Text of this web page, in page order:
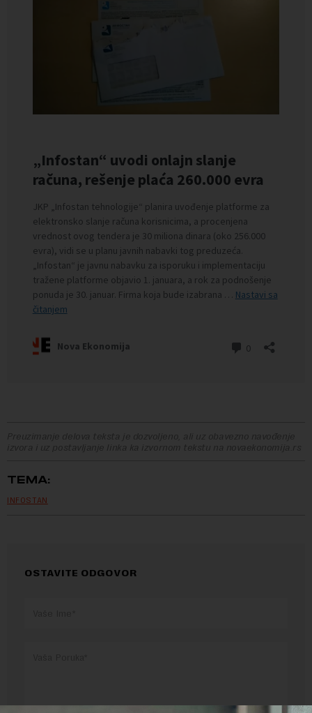
Preuzimanje delova teksta je dozvoljeno, ali uz obavezno navođenje
izvora i uz postavljanje linka ka izvornom tekstu na novaekonomija.rs
TEMA:
INFOSTAN
OSTAVITE ODGOVOR